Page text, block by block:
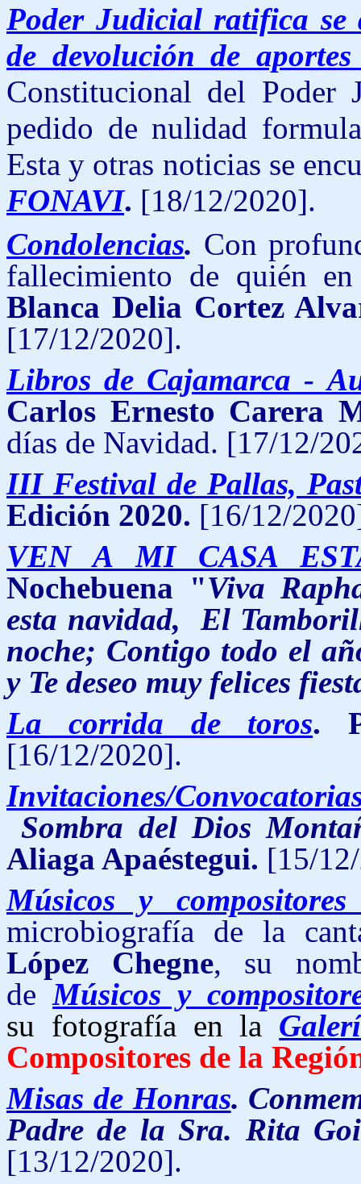
Poder Judicial ratifica se
de devolución de
Constitucional del Poder
pedido de nulidad
Esta y otras noticias se
FONAVI. [18/12/2020].
Condolencias. Con
fallecimiento de quién
Blanca Delia Cortez
[17/12/2020].
Libros de Cajamarca -
Carlos Ernesto Carera
días de Navidad. [17/12/
III Festival de Pallas,
Edición 2020. [16/12/
VEN A MI CASA
Nochebuena "Viva
esta navidad, El
noche; Contigo todo el
y Te deseo muy felices
La corrida de toros.
[16/12/2020].
Invitaciones/
Sombra del Dios
Aliaga Apaéstegui. [15/
Músicos y
microbiografía de la
López Chegne, su
de Músicos y
su fotografía en la
Compositores de la
Misas de Honras.
Padre de la Sra. Rita
[13/12/2020].